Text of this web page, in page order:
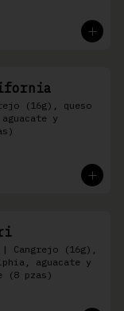
(16g), queso
y
Cangrejo (16g),
aguacate y
(8 pzas)